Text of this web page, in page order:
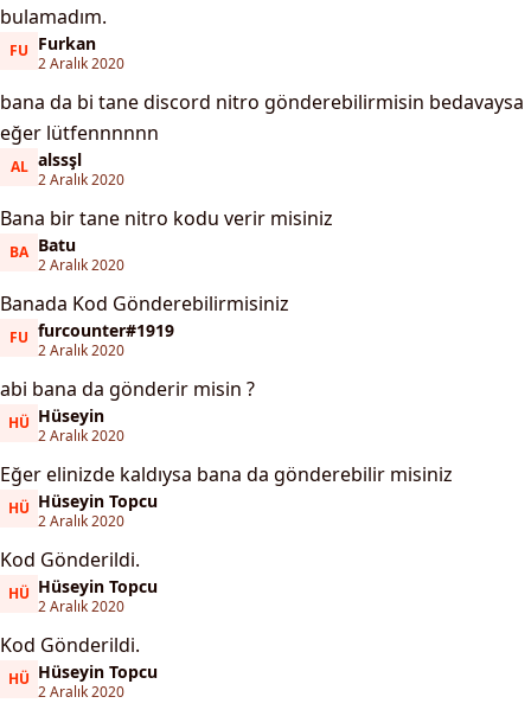
bulamadım.
FUFurkan
Furkan
2 Aralık 2020
bana da bi tane discord nitro gönderebilirmisin bedavaysa
eğer lütfennnnnn
ALalssşl
alssşl
2 Aralık 2020
Bana bir tane nitro kodu verir misiniz
BABatu
Batu
2 Aralık 2020
Banada Kod Gönderebilirmisiniz
FUfurcounter#1919
furcounter#1919
2 Aralık 2020
abi bana da gönderir misin ?
HÜHüseyin
Hüseyin
2 Aralık 2020
Eğer elinizde kaldıysa bana da gönderebilir misiniz
HÜHüseyin Topcu
Hüseyin Topcu
2 Aralık 2020
Kod Gönderildi.
HÜHüseyin Topcu
Hüseyin Topcu
2 Aralık 2020
Kod Gönderildi.
HÜHüseyin Topcu
Hüseyin Topcu
2 Aralık 2020